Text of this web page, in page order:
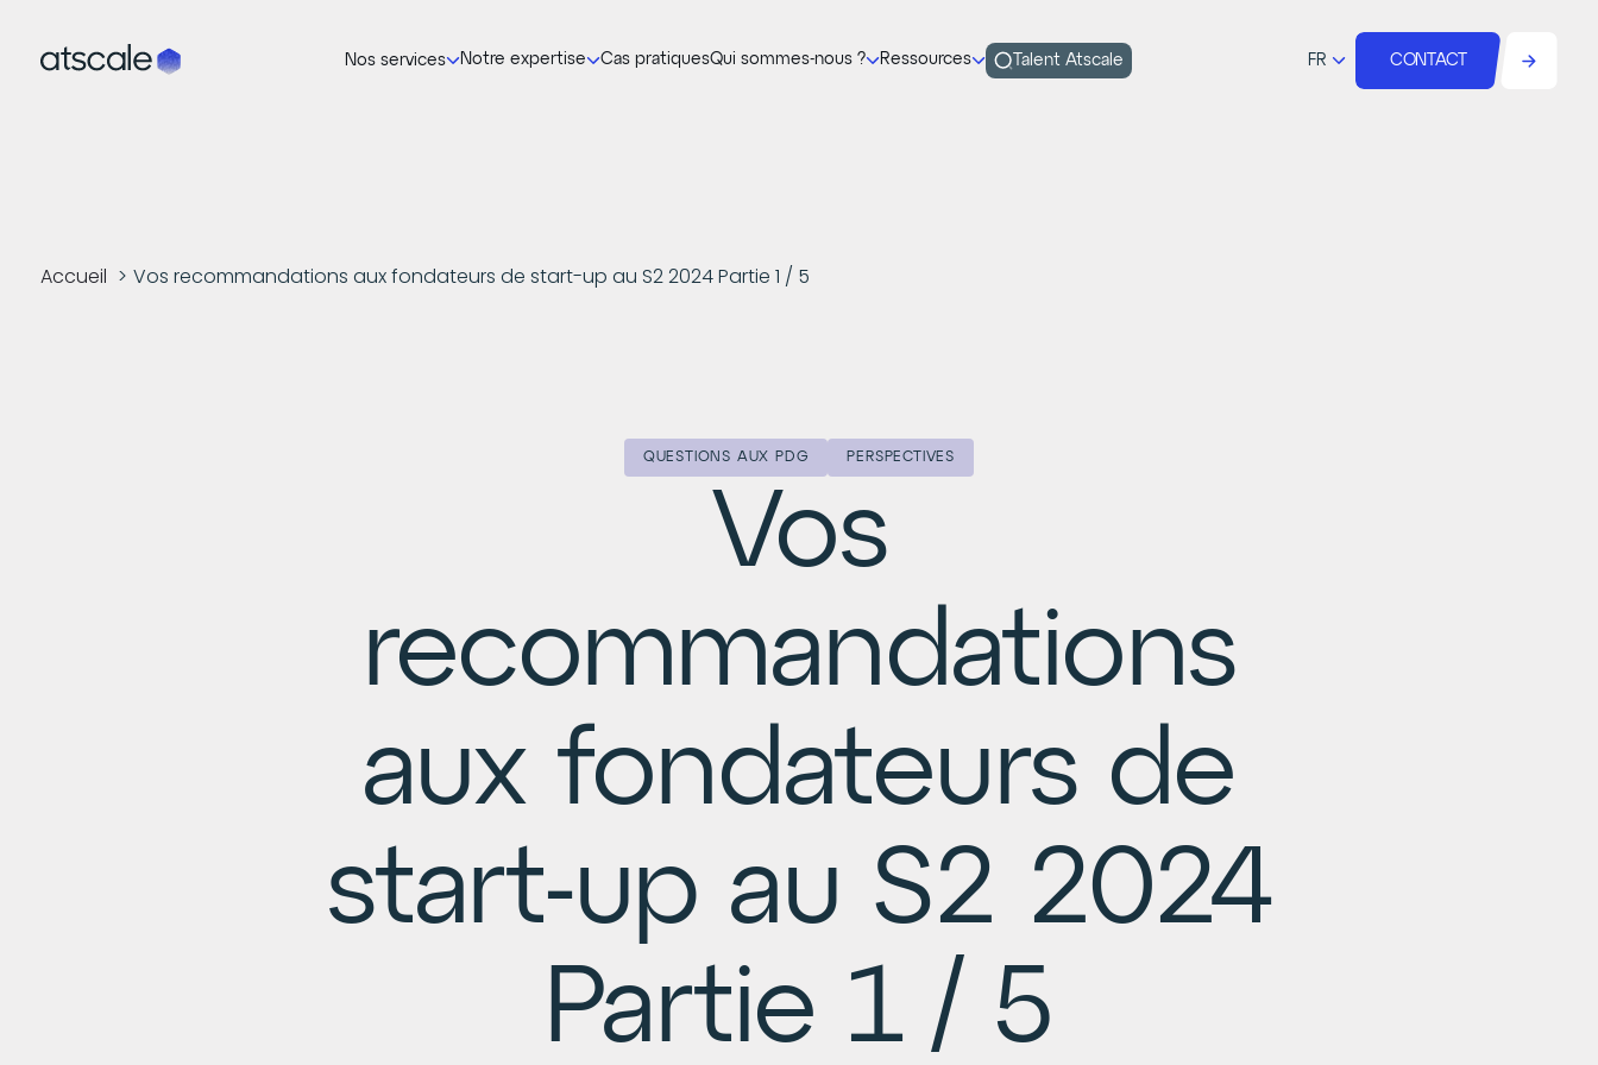
Nos services Notre expertise Cas pratiquesQui sommes-nous ? Ressources Talent Atscale FR CONTACT
Accueil Vos recommandations aux fondateurs de start-up au S2 2024 Partie 1 / 5
QUESTIONS AUX PDG PERSPECTIVES
Vos
recommandations
aux fondateurs de
start-up au S2 2024
Partie 1 / 5